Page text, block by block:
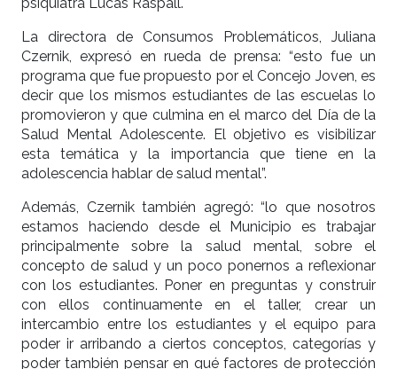
La directora de Consumos Problemáticos, Juliana
Czernik, expresó en rueda de prensa: “esto fue un
programa que fue propuesto por el Concejo Joven, es
decir que los mismos estudiantes de las escuelas lo
promovieron y que culmina en el marco del Día de la
Salud Mental Adolescente. El objetivo es visibilizar
esta temática y la importancia que tiene en la
adolescencia hablar de salud mental”.
Además, Czernik también agregó: “lo que nosotros
estamos haciendo desde el Municipio es trabajar
principalmente sobre la salud mental, sobre el
concepto de salud y un poco ponernos a reflexionar
con los estudiantes. Poner en preguntas y construir
con ellos continuamente en el taller, crear un
intercambio entre los estudiantes y el equipo para
poder ir arribando a ciertos conceptos, categorías y
poder también pensar en qué factores de protección